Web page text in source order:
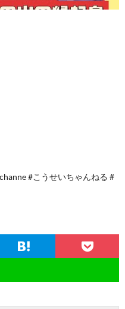
#こうせいちゃんねる #